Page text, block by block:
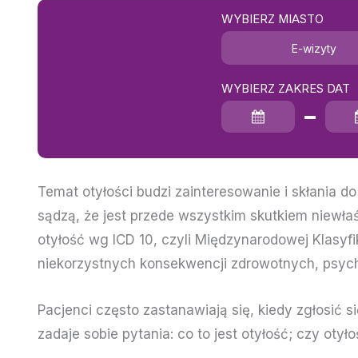
WYBIERZ MIASTO
E-wizyty
WYBIERZ ZAKRES DAT
Data rozpoczęcia
Data zakończenia
Temat otyłości budzi zainteresowanie i skłania
sądzą, że jest przede wszystkim skutkiem
otyłość wg ICD 10, czyli Międzynarodowej
niekorzystnych konsekwencji zdrowotnych,
Pacjenci często zastanawiają się, kiedy zgłosić
zadaje sobie pytania: co to jest otyłość; czy